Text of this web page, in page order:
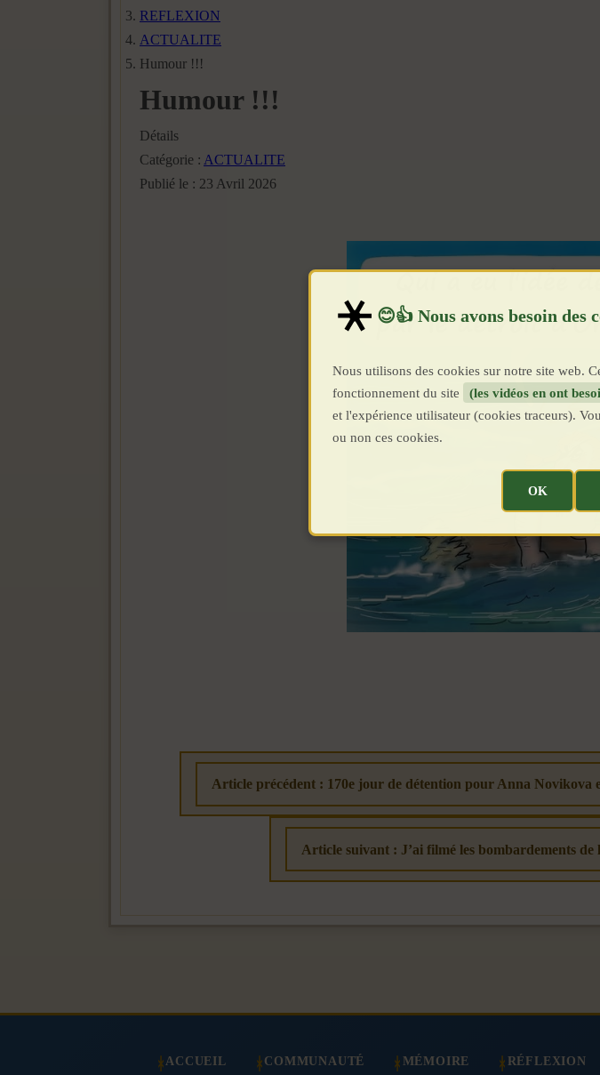
REFLEXION
ACTUALITE
Humour !!!
Humour !!!
Détails
Catégorie : ACTUALITE
Publié le : 23 Avril 2026
Article précédent : 170e jour de détention pour Anna Novikova
Article suivant : J’ai filmé les bombardements
ACCUEIL COMMUNAUTÉ MÉMOIRE RÉFLEXION
Nous utilisons des cookies sur notre site web.
fonctionnement du site
(les vidéos en ont
et l'expérience utilisateur (cookies traceurs).
ou non ces cookies.
OK